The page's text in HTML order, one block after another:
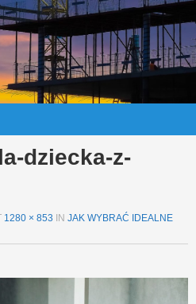
dziecka-z-
1280 × 853 IN JAK WYBRAĆ IDEALNE